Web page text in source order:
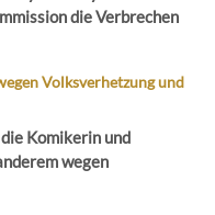
die Verbrechen
Volksverhetzung und
Komikerin und
wegen